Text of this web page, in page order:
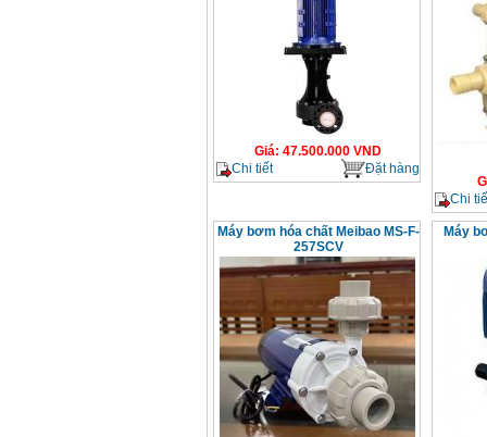
Giá: 47.500.000 VND
Chi tiết
Đặt hàng
Chi
Máy bơm hóa chất Meibao MS-F-
257SCV
Máy